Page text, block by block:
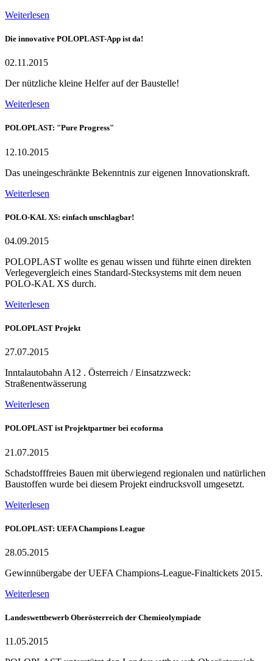
Weiterlesen
Die innovative POLOPLAST-App ist da!
02.11.2015
Der nützliche kleine Helfer auf der Baustelle!
Weiterlesen
POLOPLAST: "Pure Progress"
12.10.2015
Das uneingeschränkte Bekenntnis zur eigenen Innovationskraft.
Weiterlesen
POLO-KAL XS: einfach unschlagbar!
04.09.2015
POLOPLAST wollte es genau wissen und führte einen direkten
Verlegevergleich eines Standard-Stecksystems mit dem neuen
POLO-KAL XS durch.
Weiterlesen
POLOPLAST Projekt
27.07.2015
Inntalautobahn A12 . Österreich / Einsatzzweck:
Straßenentwässerung
Weiterlesen
POLOPLAST ist Projektpartner bei ecoforma
21.07.2015
Schadstofffreies Bauen mit überwiegend regionalen und natürlichen
Baustoffen wurde bei diesem Projekt eindrucksvoll umgesetzt.
Weiterlesen
POLOPLAST: UEFA Champions League
28.05.2015
Gewinnübergabe der UEFA Champions-League-Finaltickets 2015.
Weiterlesen
Landeswettbewerb Oberösterreich der Chemieolympiade
11.05.2015